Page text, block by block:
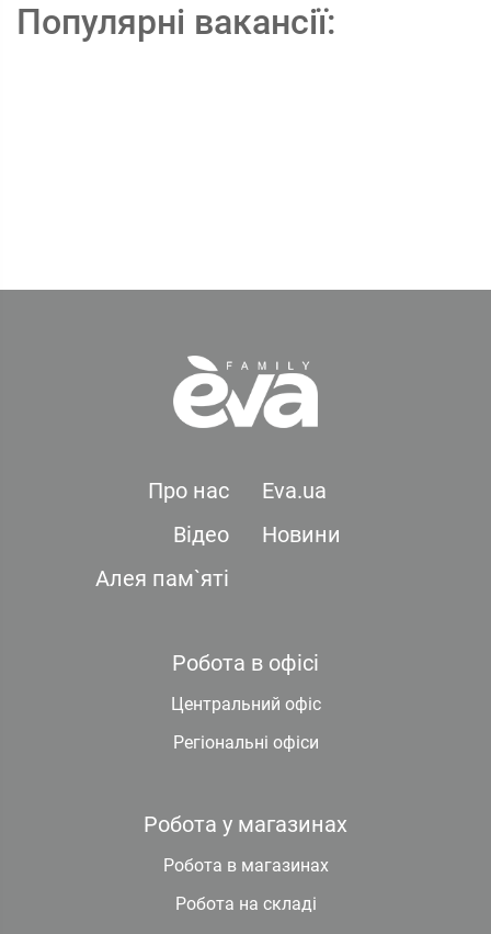
Популярні вакансії:
Про нас
Eva.ua
Відео
Новини
Алея пам`яті
Робота в офісі
Центральний офіс
Регіональні офіси
Робота у магазинах
Робота в магазинах
Робота на складі